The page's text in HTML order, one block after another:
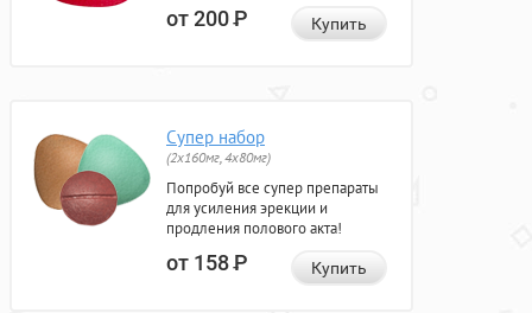
от 200Р Купить
Супер набор
(2х160мг, 4х80мг)
Попробуй все супер препараты
для усиления эрекции и
продления полового акта!
от 158Р Купить